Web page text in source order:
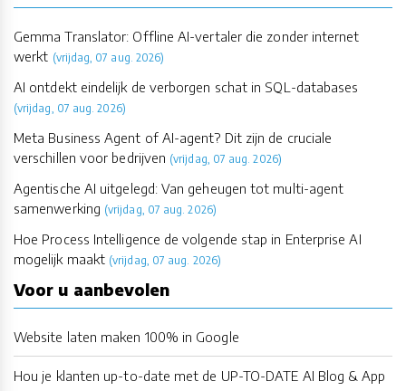
Gemma Translator: Offline AI-vertaler die zonder internet
werkt (vrijdag, 07 aug. 2026)
AI ontdekt eindelijk de verborgen schat in SQL-databases
(vrijdag, 07 aug. 2026)
Meta Business Agent of AI-agent? Dit zijn de cruciale
verschillen voor bedrijven (vrijdag, 07 aug. 2026)
Agentische AI uitgelegd: Van geheugen tot multi-agent
samenwerking (vrijdag, 07 aug. 2026)
Hoe Process Intelligence de volgende stap in Enterprise AI
mogelijk maakt (vrijdag, 07 aug. 2026)
Voor u aanbevolen
Website laten maken 100% in Google
Hou je klanten up-to-date met de UP-TO-DATE AI Blog & App